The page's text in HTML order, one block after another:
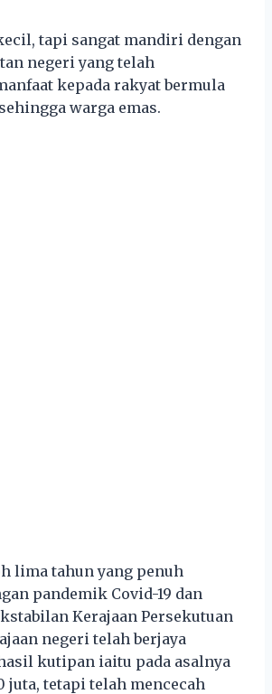
tapi sangat mandiri dengan
negeri yang telah
kepada rakyat bermula
warga emas.
lima tahun yang penuh
pandemik Covid-19 dan
Kerajaan Persekutuan
negeri telah berjaya
kutipan iaitu pada asalnya
juta, tetapi telah mencecah